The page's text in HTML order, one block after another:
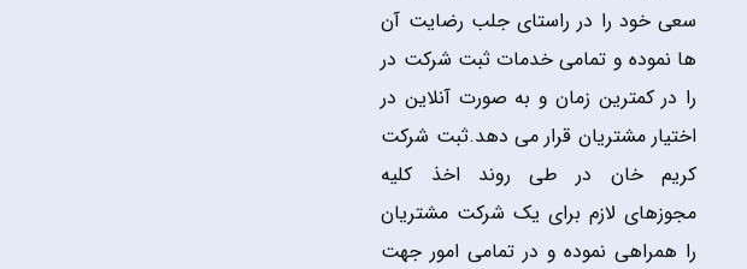
سعی خود را در راستای جلب رضایت آن
ها نموده و تمامی خدمات ثبت شرکت در
را در کمترین زمان و به صورت آنلاین در
اختیار مشتریان قرار می دهد.ثبت شرکت
کریم خان در طی روند اخذ کلیه
مجوزهای لازم برای یک شرکت مشتریان
را همراهی نموده و در تمامی امور جهت